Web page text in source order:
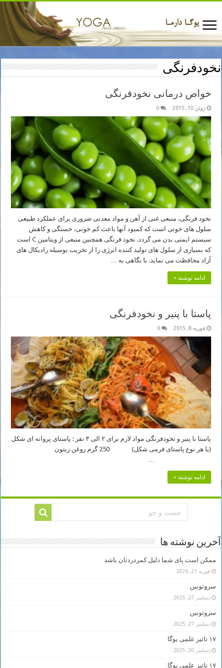
نخودفرنگی
خواص درمانی نخودفرنگی
ژوئن 10, 2015 0
نخود فرنگی، منبعی غنی از آهن و مواد معدنی ضروری برای عملکرد طبیعی
سلول های خونی است که کمبود آنها باعث کم خونی، خستگی و کاهش
سیستم ایمنی بدن می گردد. نخود فرنگی همچنین منبعی از ویتامین C است
که بسیاری از سلول های تولید کننده انرژی را از تخریب بوسیله رادیکال های
آزاد محافظت می نماید. با نگاهی به …
ادامه نوشته »
پاستا با پنیر و نخودفرنگی
فوریه 8, 2015 0
پاستا با پنیر و نخودفرنگی مواد لازم برای ۲ الی ۳ نفر : پاستای پروانه ای شکل
(یا هر نوع پاستای فرمی شکل) 250 گرم روغن زیتون
…
ادامه نوشته »
آخرین نوشته ها
ممکن است پای شما دلیل کمردردتان باشد
فوریه 21, 2026
سروتونین
دسامبر 27, 2025
سروتونین
دسامبر 27, 2025
۱۷ تاثیر علمی یوگا
دسامبر 20, 2025
۱۷ تاثیر علمی یوگا